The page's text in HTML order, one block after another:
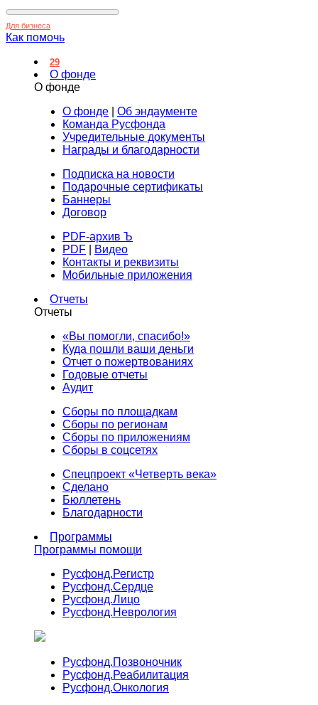
Для бизнеса
Как помочь
29
О фонде
О фонде
О фонде
Об эндаументе
Команда Русфонда
Учредительные документы
Награды и благодарности
Подписка на новости
Подарочные сертификаты
Баннеры
Договор
PDF-архив Ъ
PDF
Видео
Контакты и реквизиты
Мобильные приложения
Отчеты
Отчеты
«Вы помогли, спасибо!»
Куда пошли ваши деньги
Отчет о пожертвованиях
Годовые отчеты
Аудит
Сборы по площадкам
Сборы по регионам
Сборы по приложениям
Сборы в соцсетях
Спецпроект «Четверть века»
Сделано
Бюллетень
Благодарности
Программы
Программы помощи
Русфонд.Регистр
Русфонд.Сердце
Русфонд.Лицо
Русфонд.Неврология
Русфонд.Позвоночник
Русфонд.Реабилитация
Русфонд.Онкология